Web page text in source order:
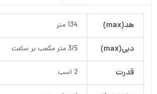
هد(max) 134 متر
دبی(max) 3/5 متر مکعب بر ساعت
قدرت 2 اسب